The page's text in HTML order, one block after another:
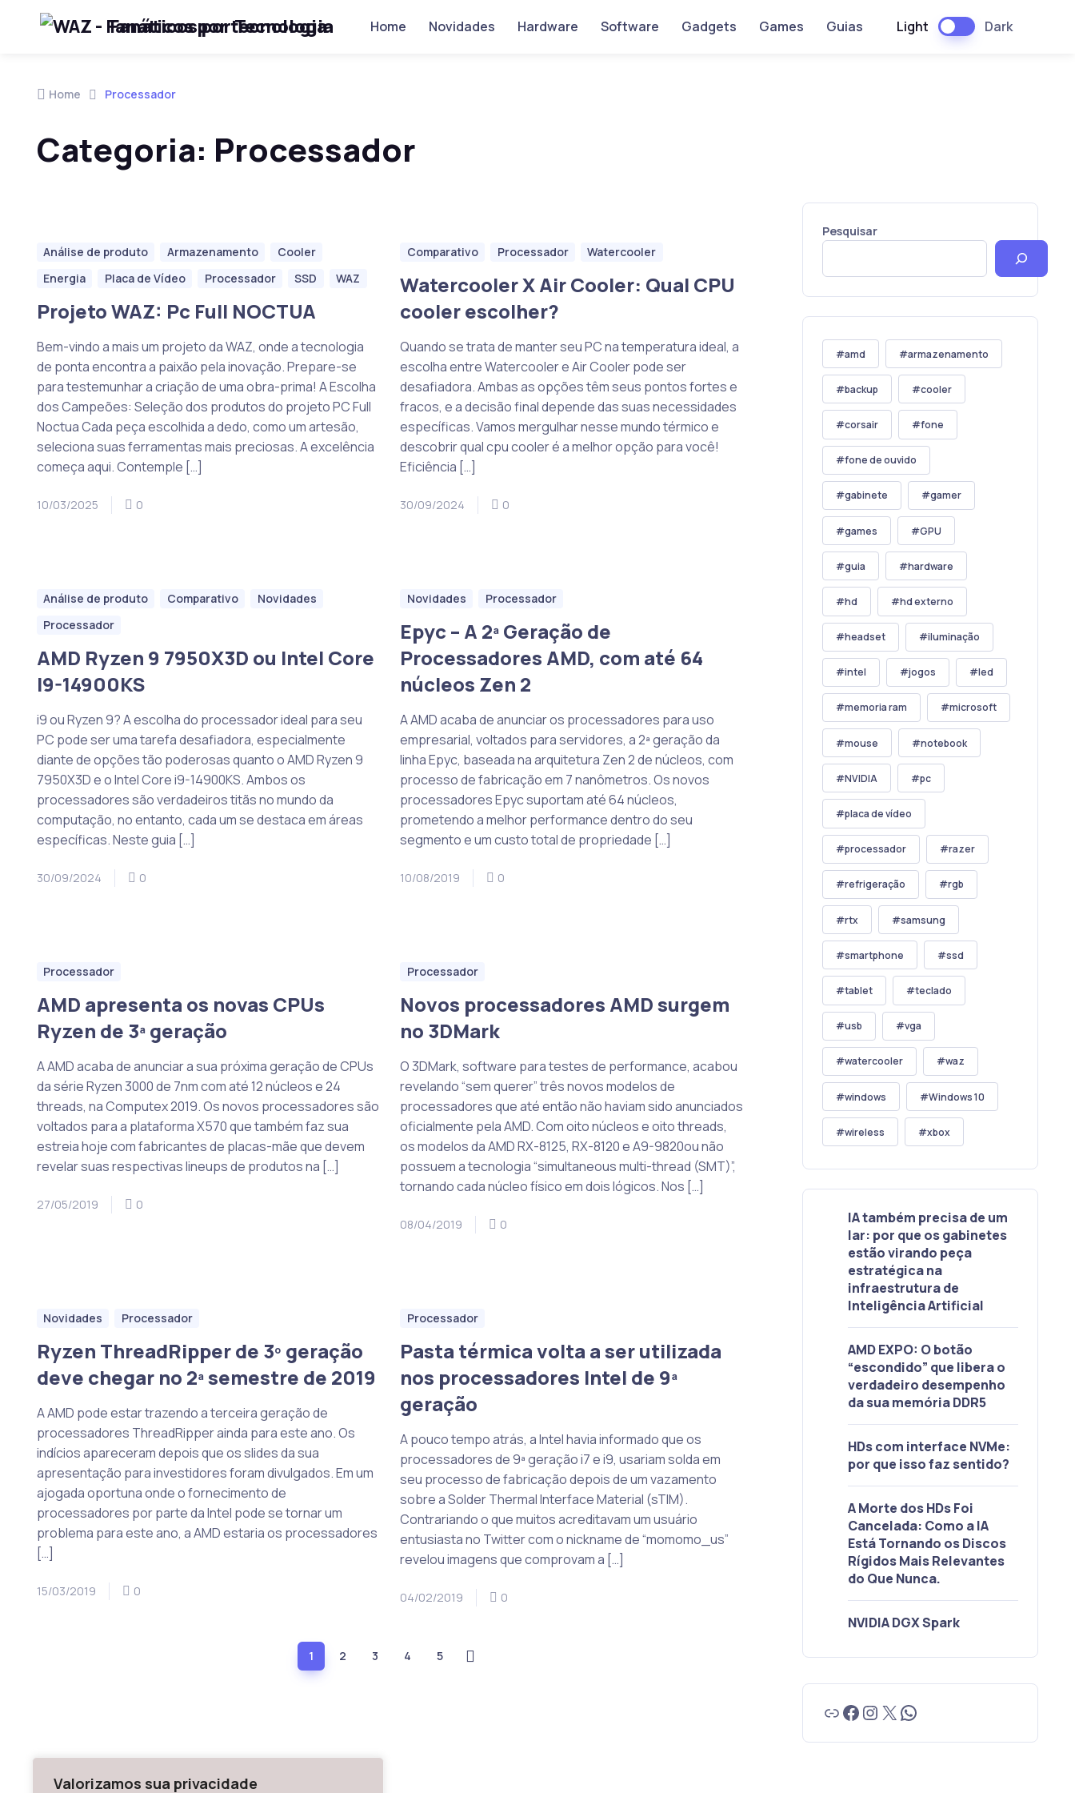
Valorizamos sua privacidade
Skip to navigation
Skip to contentFanáticos por Tecnologia Home Novidades Hardware Software Gadgets Games Guias Light Dark
Home Processador
Categoria: Processador
Análise de produto Armazenamento
Cooler
Energia
Placa de Vídeo Processador SSD WAZ
Projeto WAZ: Pc Full NOCTUA
Bem-vindo a mais um projeto da WAZ, onde a tecnologia
de ponta encontra a paixão pela inovação. Prepare-se
para testemunhar a criação de uma obra-prima! A Escolha
dos Campeões: Seleção dos produtos do projeto PC Full
Noctua Cada peça escolhida a dedo, como um artesão,
seleciona suas ferramentas mais preciosas. A excelência
começa aqui. Contemple […]
10/03/2025 0
Comparativo Processador Watercooler
Watercooler X Air Cooler: Qual CPU
cooler escolher?
Quando se trata de manter seu PC na temperatura ideal, a
escolha entre Watercooler e Air Cooler pode ser
desafiadora. Ambas as opções têm seus pontos fortes e
fracos, e a decisão final depende das suas necessidades
específicas. Vamos mergulhar nesse mundo térmico e
descobrir qual cpu cooler é a melhor opção para você!
Eficiência […]
30/09/2024 0
Análise de produto Comparativo
Novidades
Processador
AMD Ryzen 9 7950X3D ou Intel Core
I9-14900KS
i9 ou Ryzen 9? A escolha do processador ideal para seu
PC pode ser uma tarefa desafiadora, especialmente
diante de opções tão poderosas quanto o AMD Ryzen 9
7950X3D e o Intel Core i9-14900KS. Ambos os
processadores são verdadeiros titãs no mundo da
computação, no entanto, cada um se destaca em áreas
específicas. Neste guia […]
30/09/2024 0
Novidades Processador
Epyc – A 2ª Geração de
Processadores AMD, com até 64
núcleos Zen 2
A AMD acaba de anunciar os processadores para uso
empresarial, voltados para servidores, a 2ª geração da
linha Epyc, baseada na arquitetura Zen 2 de núcleos, com
processo de fabricação em 7 nanômetros. Os novos
processadores Epyc suportam até 64 núcleos,
prometendo a melhor performance dentro do seu
segmento e um custo total de propriedade […]
10/08/2019 0
Processador
AMD apresenta os novas CPUs
Ryzen de 3ª geração
A AMD acaba de anunciar a sua próxima geração de CPUs
da série Ryzen 3000 de 7nm com até 12 núcleos e 24
threads, na Computex 2019. Os novos processadores são
voltados para a plataforma X570 que também faz sua
estreia hoje com fabricantes de placas-mãe que devem
revelar suas respectivas lineups de produtos na […]
27/05/2019 0
Processador
Novos processadores AMD surgem
no 3DMark
O 3DMark, software para testes de performance, acabou
revelando “sem querer” três novos modelos de
processadores que até então não haviam sido anunciados
oficialmente pela AMD. Com oito núcleos e oito threads,
os modelos da AMD RX-8125, RX-8120 e A9-9820ou não
possuem a tecnologia “simultaneous multi-thread (SMT)”,
tornando cada núcleo físico em dois lógicos. Nos […]
08/04/2019 0
Novidades Processador
Ryzen ThreadRipper de 3º geração
deve chegar no 2ª semestre de 2019
A AMD pode estar trazendo a terceira geração de
processadores ThreadRipper ainda para este ano. Os
indícios apareceram depois que os slides da sua
apresentação para investidores foram divulgados. Em um
ajogada oportuna onde o fornecimento de
processadores por parte da Intel pode se tornar um
problema para este ano, a AMD estaria os processadores
[…]
15/03/2019 0
Processador
Pasta térmica volta a ser utilizada
nos processadores Intel de 9ª
geração
A pouco tempo atrás, a Intel havia informado que os
processadores de 9ª geração i7 e i9, usariam solda em
seu processo de fabricação depois de um vazamento
sobre a Solder Thermal Interface Material (sTIM).
Contrariando o que muitos acreditavam um usuário
entusiasta no Twitter com o nickname de “momomo_us”
revelou imagens que comprovam a […]
04/02/2019 0
1 2 3 4 5
Pesquisar
amd armazenamento
backup cooler
corsair fone
fone de ouvido
gabinete gamer
games GPU
guia hardware
hd hd externo
headset iluminação
intel jogos led
memoria ram microsoft
mouse notebook
NVIDIA pc
placa de vídeo
processador razer
refrigeração rgb
rtx samsung
smartphone ssd
tablet teclado
usb vga
watercooler waz
windows Windows 10
wireless xbox
IA também precisa de um
lar: por que os gabinetes
estão virando peça
estratégica na
infraestrutura de
Inteligência Artificial
AMD EXPO: O botão
“escondido” que libera o
verdadeiro desempenho
da sua memória DDR5
HDs com interface NVMe:
por que isso faz sentido?
A Morte dos HDs Foi
Cancelada: Como a IA
Está Tornando os Discos
Rígidos Mais Relevantes
do Que Nunca.
NVIDIA DGX Spark
LinkFacebook
Instagram
X WhatsApp